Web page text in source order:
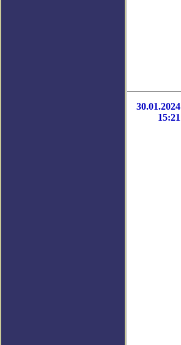
30.01.2024
15:21